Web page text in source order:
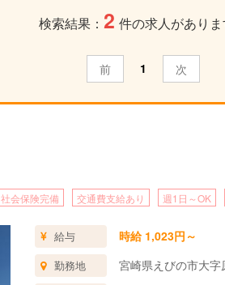
検索結果： 2 件の求人がありま
前 1 次
社会保険完備 交通費支給あり 週1日～OK
給与 時給 1,023円～
勤務地 宮崎県えびの市大字